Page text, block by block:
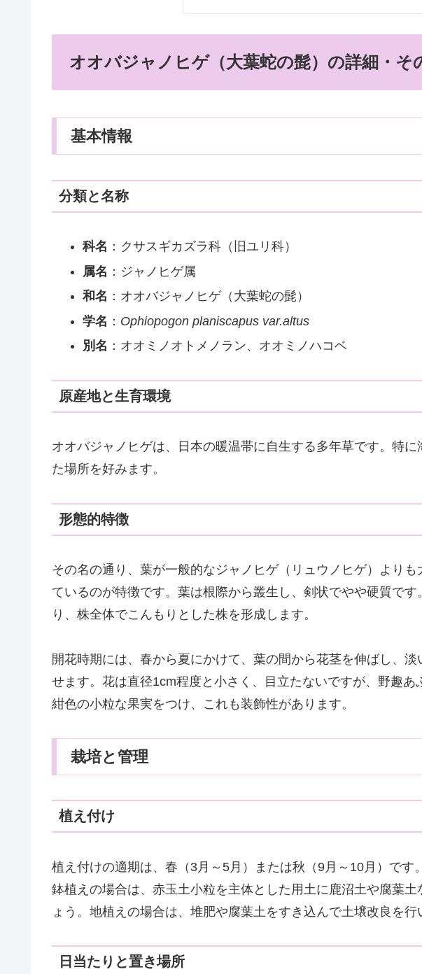
オオバジャノヒゲ（大葉蛇の髭）の詳細・そ
基本情報
分類と名称
科名 ：クサスギカズラ科（旧ユリ科）
属名 ：ジャノヒゲ属
和名 ：オオバジャノヒゲ（大葉蛇の髭）
学名 ： Ophiopogon planiscapus var.altus
別名 ：オオミノオトメノラン、オオミノハコベ
原産地と生育環境
オオバジャノヒゲは、日本の暖温帯に自生する多年草です。特
た場所を好みます。
形態的特徴
その名の通り、葉が一般的なジャノヒゲ（リュウノヒゲ）より
ているのが特徴です。葉は根際から叢生し、剣状でやや硬質で
り、株全体でこんもりとした株を形成します。
開花時期には、春から夏にかけて、葉の間から花茎を伸ばし、
せます。花は直径1cm程度と小さく、目立たないですが、野趣
紺色の小粒な果実をつけ、これも装飾性があります。
栽培と管理
植え付け
植え付けの適期は、春（3月～5月）または秋（9月～10月）です
鉢植えの場合は、赤玉土小粒を主体とした用土に鹿沼土や腐葉
ょう。地植えの場合は、堆肥や腐葉土をすき込んで土壌改良を行
日当たりと置き場所